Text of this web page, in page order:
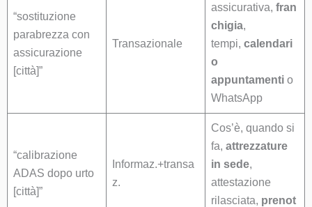
“sostituzione
parabrezza con
assicurazione
[città]”
Transazionale
assicurativa, fran
chigia,
tempi, calendari
o
appuntamentio
WhatsApp
“calibrazione
ADAS dopo urto
[città]”
Informaz.+transa
z.
Cos’è, quando si
fa, attrezzature
in sede,
attestazione
rilasciata, prenot